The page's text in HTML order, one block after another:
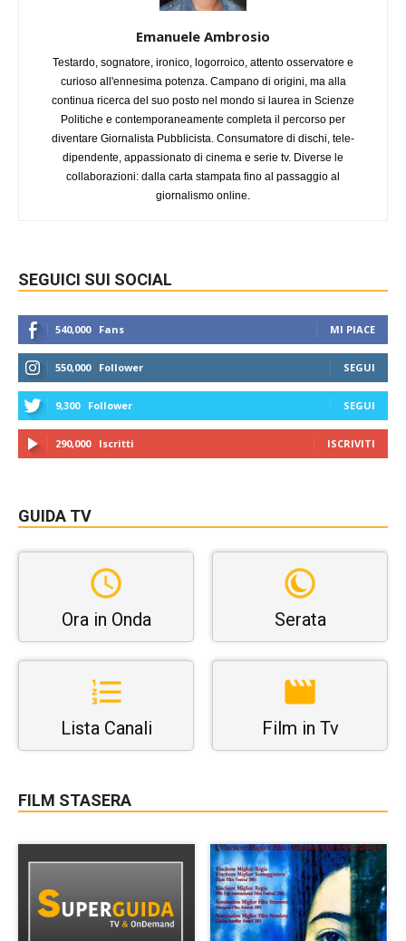
Emanuele Ambrosio
Testardo, sognatore, ironico, logorroico, attento osservatore e
curioso all'ennesima potenza. Campano di origini, ma alla
continua ricerca del suo posto nel mondo si laurea in Scienze
Politiche e contemporaneamente completa il percorso per
diventare Giornalista Pubblicista. Consumatore di dischi, tele-
dipendente, appassionato di cinema e serie tv. Diverse le
collaborazioni: dalla carta stampata fino al passaggio al
giornalismo online.
SEGUICI SUI SOCIAL
540,000 Fans MI PIACE
550,000 Follower SEGUI
9,300 Follower SEGUI
290,000 Iscritti ISCRIVITI
GUIDA TV
Ora in Onda Serata
Lista Canali Film in Tv
FILM STASERA